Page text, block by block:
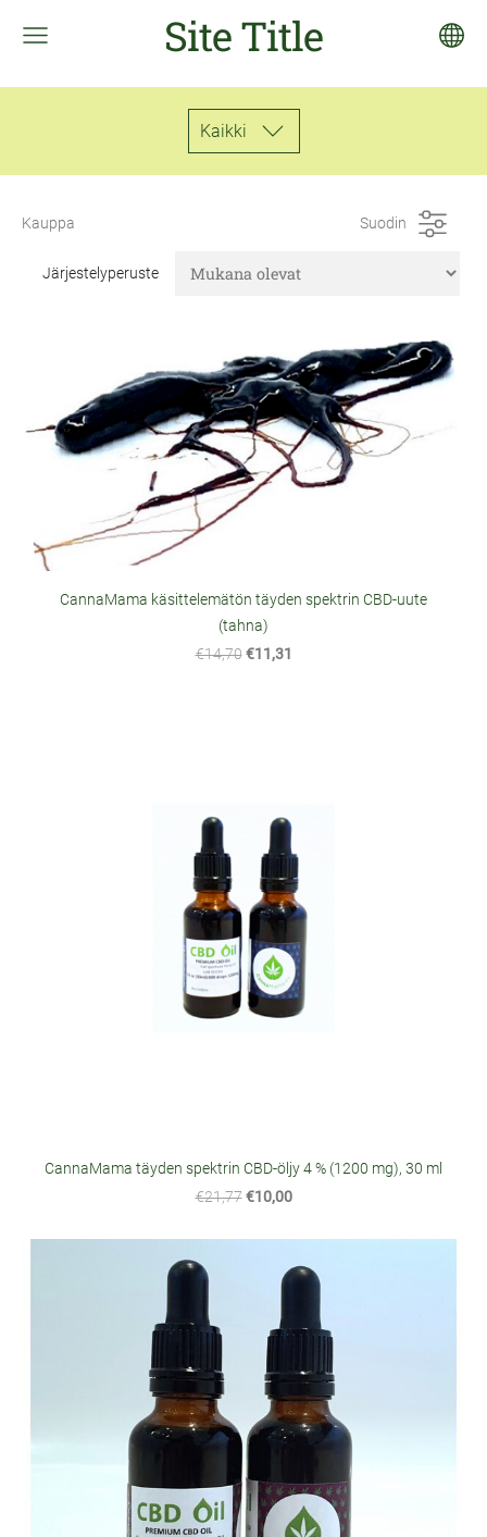
Site Title
Kaikki
Kauppa Suodin
Järjestelyperuste
CannaMama käsittelemätön täyden spektrin CBD-uute
(tahna)
€14,70 €11,31
CannaMama täyden spektrin CBD-öljy 4 % (1200 mg), 30 ml
€21,77 €10,00